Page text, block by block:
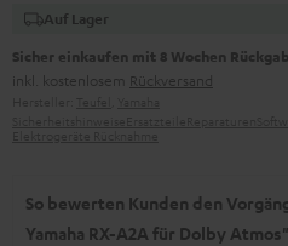
Auf Lager
Sicher einkaufen mit 8 Wochen
inkl. kostenlosem Rückversand
So bewerten Kunden den
Yamaha RX-A2A für Dolby